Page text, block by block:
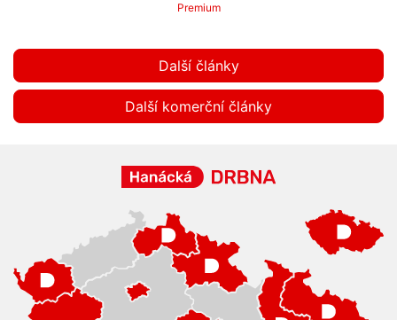
Premium
Další články
Další komerční články